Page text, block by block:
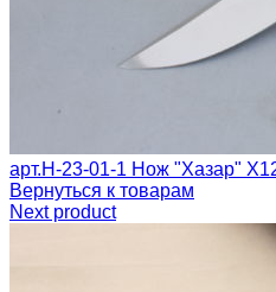
арт.Н-23-01-1 Нож "Хазар"
Вернуться к товарам
Next product